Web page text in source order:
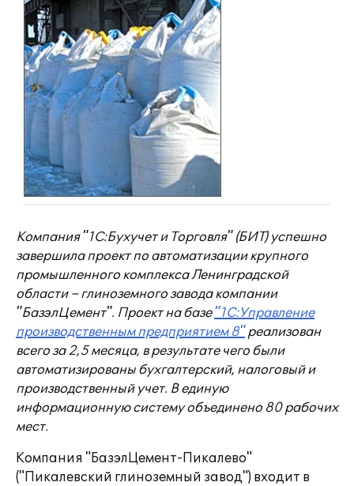
Компания "1С:Бухучет и Торговля" (БИТ) успешно
завершила проект по автоматизации крупного
промышленного комплекса Ленинградской
области – глиноземного завода компании
"БазэлЦемент". Проект на базе "1С:Управление
производственным предприятием 8"реализован
всего за 2,5 месяца, в результате чего были
автоматизированы бухгалтерский, налоговый и
производственный учет. В единую
информационную систему объединено 80 рабочих
мест.
Компания "БазэлЦемент-Пикалево"
("Пикалевский глиноземный завод") входит в